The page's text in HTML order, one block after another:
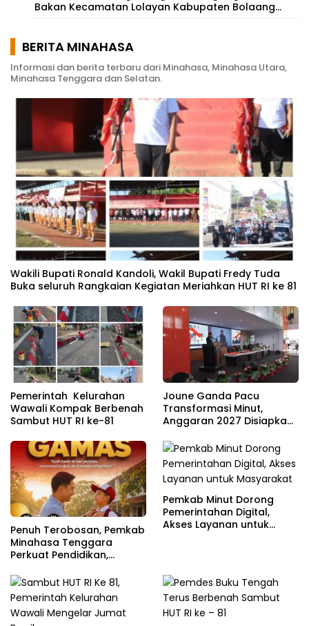
Bakan Kecamatan Lolayan Kabupaten Bolaang
Mongondow di perkebunan Lolotut Target
BERITA MINAHASA
Informasi dan berita terbaru dari Minahasa, Minahasa Utara,
Minahasa Tenggara dan Selatan.
Wakili Bupati Ronald Kandoli, Wakil Bupati Fredy Tuda
Buka seluruh Rangkaian Kegiatan Meriahkan HUT RI ke 81
Pemerintah Kelurahan
Wawali Kompak Berbenah
Sambut HUT RI ke-81
Joune Ganda Pacu
Transformasi Minut,
Anggaran 2027 Disiapkan
Penuh Terobosan, Pemkab
Minahasa Tenggara
Perkuat Pendidikan,
Kesehatan
Pemkab Minut Dorong
Pemerintahan Digital,
Akses Layanan untuk